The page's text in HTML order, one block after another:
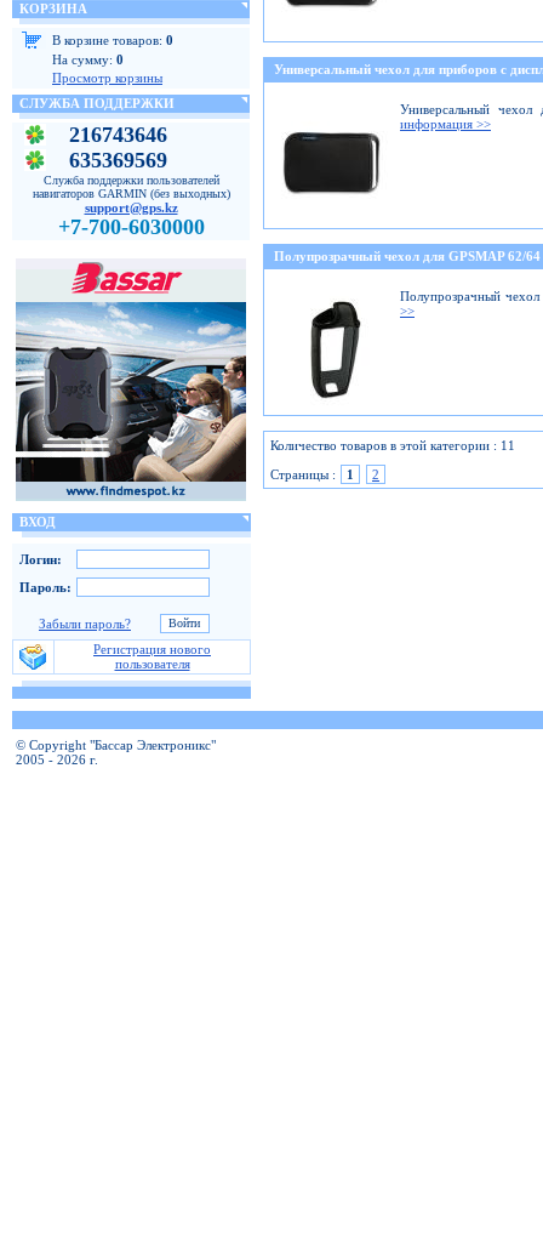
КОРЗИНА
В корзине товаров: 0
На сумму: 0
Просмотр корзины
СЛУЖБА ПОДДЕРЖКИ
216743646
635369569
Служба поддержки пользователей
навигаторов GARMIN (без выходных)
support@gps.kz
+7-700-6030000
ВХОД
Логин:
Пароль:
Забыли пароль?
Регистрация нового
пользователя
Универсальный чехол для приборов с
Универсальный
информация >>
Полупрозрачный чехол для GPSMAP 62/64
Полупрозрачный
>>
Количество товаров в этой категории : 11
Страницы :
1 2
© Copyright "Бассар Электроникс"
2005 - 2026 г.